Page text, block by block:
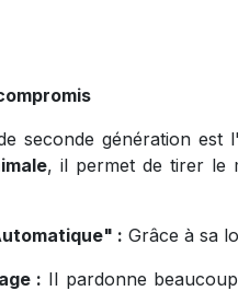
seconde génération
, il permet de tirer le
: Grâce à sa
: Il pardonne